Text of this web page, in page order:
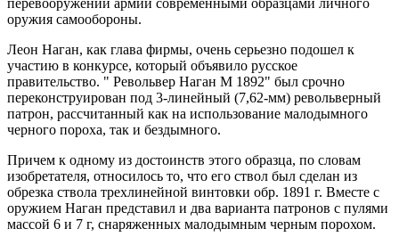
перевооружении армии современными образцами личного
оружия самообороны.
Леон Наган, как глава фирмы, очень серьезно подошел к
участию в конкурсе, который объявило русское
правительство. " Револьвер Наган М 1892" был срочно
переконструирован под 3-линейный (7,62-мм) револьверный
патрон, рассчитанный как на использование малодымного
черного пороха, так и бездымного.
Причем к одному из достоинств этого образца, по словам
изобретателя, относилось то, что его ствол был сделан из
обрезка ствола трехлинейной винтовки обр. 1891 г. Вместе с
оружием Наган представил и два варианта патронов с пулями
массой 6 и 7 г, снаряженных малодымным черным порохом.